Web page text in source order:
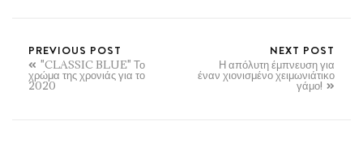
PREVIOUS POST
"CLASSIC BLUE" Το
χρώμα της χρονιάς για το
2020
NEXT POST
Η απόλυτη έμπνευση για
έναν χιονισμένο χειμωνιάτικο
γάμο!